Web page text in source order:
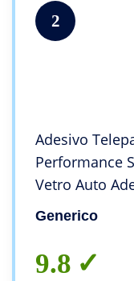
2
Adesivo
Performance
Vetro Auto
Fissaggio
Generico
9.8